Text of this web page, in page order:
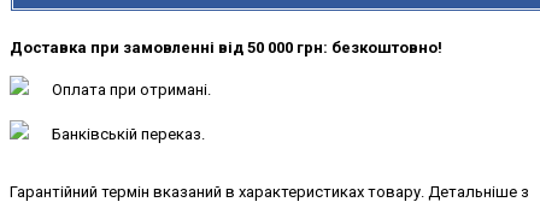
Доставка при замовленні від 50 000 грн: безкоштовно!
Оплата при отримані.
Банківській переказ.
Гарантійний термін вказаний в характеристиках товару. Детальніше з